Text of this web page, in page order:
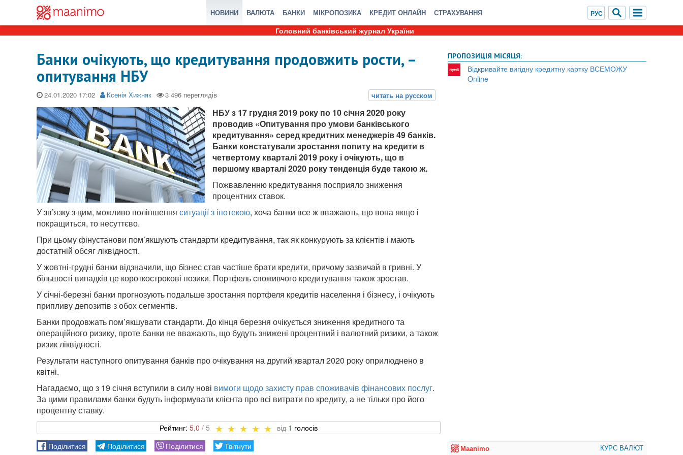
НОВИНИ ВАЛЮТА БАНКИ МІКРОПОЗИКА КРЕДИТ ОНЛАЙН СТРАХУВАННЯ
Головний банківський журнал України
Банки очікують, що кредитування продовжить рости, –
опитування НБУ
24.01.2020 Ксенія Хижняк
НБУ з 17 грудня 2019 року по 10 січня 2020 року
проводив «Опитування про умови банківського
кредитування» серед кредитних менеджерів 49 банків.
Банки констатували зростання попиту на кредити в
четвертому кварталі 2019 року і очікують, що в
першому кварталі 2020 року тенденція буде такою ж.
Пожвавленню кредитування посприяло зниження
процентних ставок.
У зв’язку з цим, можливо поліпшення ситуації з іпотекою, хоча банки все ж вважають, що вона якщо і
покращиться, то несуттєво.
При цьому фінустанови пом’якшують стандарти кредитування, так як конкурують за клієнтів і мають
достатній обсяг ліквідності.
У жовтні-грудні банки відзначили, що бізнес став частіше брати кредити, причому зазвичай в гривні. У
більшості випадків це короткострокові позики. Портфель споживчого кредитування також зростав.
У січні-березні банки прогнозують подальше зростання портфеля кредитів населення і бізнесу, і очікують
припливу депозитів з обох сегментів.
Банки продовжать пом’якшувати стандарти. До кінця березня очікується зниження кредитного та
операційного ризику, проте банки не вважають, що будуть знижені процентний і валютний ризики, а також
ризик ліквідності.
Результати наступного опитування банків про очікування на другий квартал 2020 року оприлюднено в
квітні.
Нагадаємо, що з 19 січня вступили в силу нові вимоги щодо захисту прав споживачів фінансових послуг.
За цими правилами банки будуть інформувати клієнта про всі витрати по кредиту, а не тільки про його
процентну ставку.
5,0 1
ПРОПОЗИЦІЯ МІСЯЦЯ:
Відкривайте вигідну кредитну картку ВСЕМОЖУ
Online